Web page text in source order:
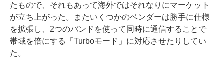
たもので、それもあって海外ではそれなりにマーケット
が立ち上がった。またいくつかのベンダーは勝手に仕様
を拡張し、2つのバンドを使って同時に通信することで
帯域を倍にする「Turboモード」に対応させたりしてい
た。